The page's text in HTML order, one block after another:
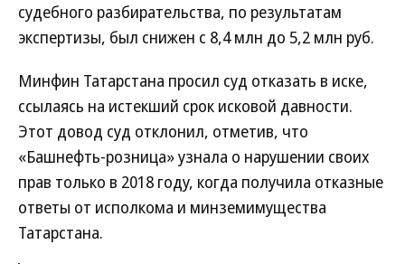
судебного разбирательства, по результатам
экспертизы, был снижен с 8,4 млн до 5,2 млн руб.
Минфин Татарстана просил суд отказать в иске,
ссылаясь на истекший срок исковой давности.
Этот довод суд отклонил, отметив, что
«Башнефть-розница» узнала о нарушении своих
прав только в 2018 году, когда получила отказные
ответы от исполкома и минземимущества
Татарстана.